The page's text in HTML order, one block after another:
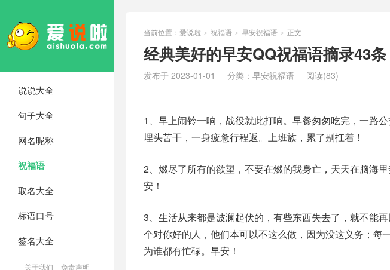
说说大全
句子大全
网名昵称
祝福语
取名大全
标语口号
签名大全
关于我们 | 免责声明
当前位置： 爱说啦 > 祝福语 > 早安祝福语 > 正文
经典美好的早安QQ祝福语摘录43条
发布于 2023-01-01 分类： 早安祝福语 阅读(83)
1、早上闹铃一响，战役就此打响。早餐匆匆吃完，一路
埋头苦干，一身疲惫行程返。上班族，累了别扛着！
2、燃尽了所有的欲望，不要在燃的我身亡，天天在脑海
安！
3、生活从来都是波澜起伏的，有些东西失去了，就不能
个对你好的人，他们本可以不这么做，因为没这义务；每
为谁都有忙碌。早安！